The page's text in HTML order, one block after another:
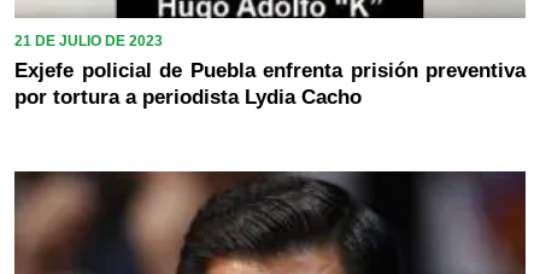
21 DE JULIO DE 2023
Exjefe policial de Puebla enfrenta prisión preventiva
por tortura a periodista Lydia Cacho